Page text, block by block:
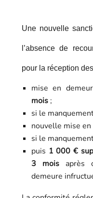
Une nouvelle
l’absence de
pour la réception
mise en
mois;
si le
nouvelle mise
si le
puis 1 000 €
3 mois après
demeure